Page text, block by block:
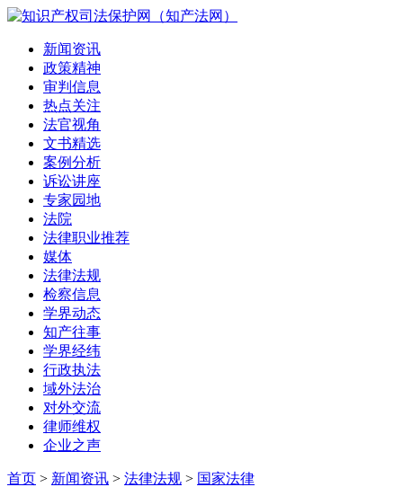
新闻资讯
政策精神
审判信息
热点关注
法官视角
文书精选
案例分析
诉讼讲座
专家园地
法院
法律职业推荐
媒体
法律法规
检察信息
学界动态
知产往事
学界经纬
行政执法
域外法治
对外交流
律师维权
企业之声
首页 > 新闻资讯 > 法律法规 > 国家法律